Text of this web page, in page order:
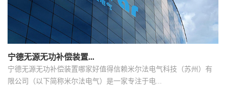
宁德无源无功补偿装置...
宁德无源无功补偿装置哪家好值得信赖米尔法电气科技（苏州）有
限公司（以下简称米尔法电气）是一家专注于电...